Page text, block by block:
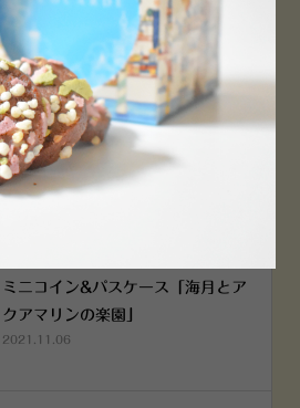
空想街雑貨店《吉祥寺本店》４月２
５日OPEN!
2022.03.29
ミニコイン&パスケース「海月とア
クアマリンの楽園」
2021.11.06